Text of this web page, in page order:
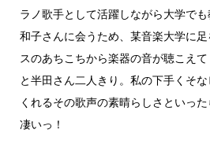
ラノ歌手として活躍しながら大学で
和子さんに会うため、某音楽大学に
スのあちこちから楽器の音が聴こえ
と半田さん二人きり。私の下手くそ
くれるその歌声の素晴らしさといっ
凄いっ！